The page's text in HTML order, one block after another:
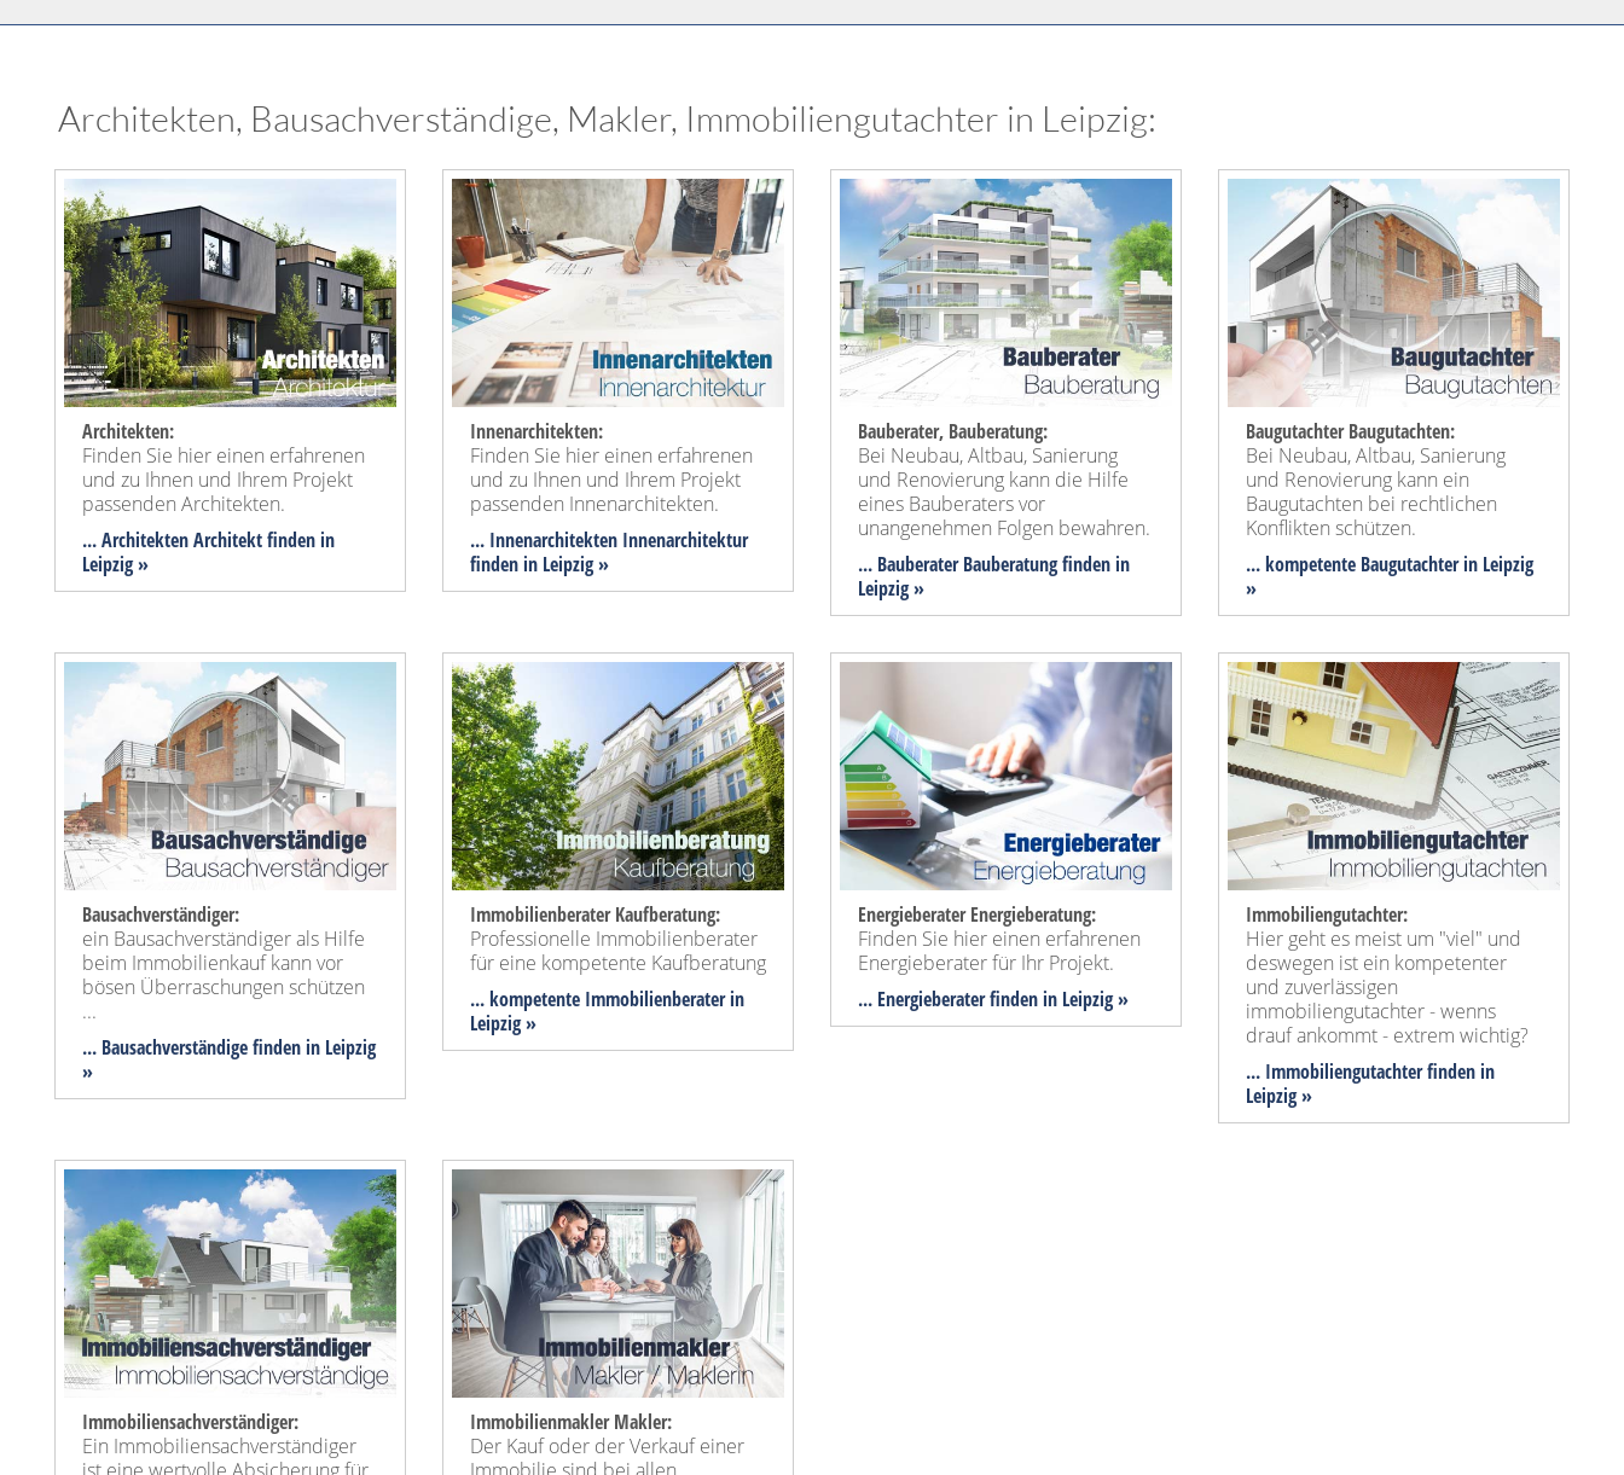
Architekten, Bausachverständige, Makler, Immobiliengutachter in Leipzig:
Architekten:
Finden Sie hier einen erfahrenen
und zu Ihnen und Ihrem Projekt
passenden Architekten.
... Architekten Architekt finden in
Leipzig »
Innenarchitekten:
Finden Sie hier einen erfahrenen
und zu Ihnen und Ihrem Projekt
passenden Innenarchitekten.
... Innenarchitekten Innenarchitektur
finden in Leipzig »
Bauberater, Bauberatung:
Bei Neubau, Altbau, Sanierung
und Renovierung kann die Hilfe
eines Bauberaters vor
unangenehmen Folgen bewahren.
... Bauberater Bauberatung finden in
Leipzig »
Baugutachter Baugutachten:
Bei Neubau, Altbau, Sanierung
und Renovierung kann ein
Baugutachten bei rechtlichen
Konflikten schützen.
... kompetente Baugutachter in Leipzig
»
Bausachverständiger:
ein Bausachverständiger als Hilfe
beim Immobilienkauf kann vor
bösen Überraschungen schützen
...
... Bausachverständige finden in Leipzig
»
Immobilienberater Kaufberatung:
Professionelle Immobilienberater
für eine kompetente Kaufberatung
... kompetente Immobilienberater in
Leipzig »
Energieberater Energieberatung:
Finden Sie hier einen erfahrenen
Energieberater für Ihr Projekt.
... Energieberater finden in Leipzig »
Immobiliengutachter:
Hier geht es meist um "viel" und
deswegen ist ein kompetenter
und zuverlässigen
immobiliengutachter - wenns
drauf ankommt - extrem wichtig?
... Immobiliengutachter finden in
Leipzig »
Immobiliensachverständiger:
Ein Immobiliensachverständiger
Immobilienmakler Makler:
Der Kauf oder der Verkauf einer